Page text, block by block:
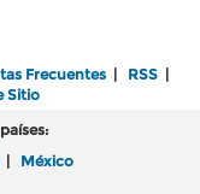
Frecuentes | RSS |
Sitio
| México